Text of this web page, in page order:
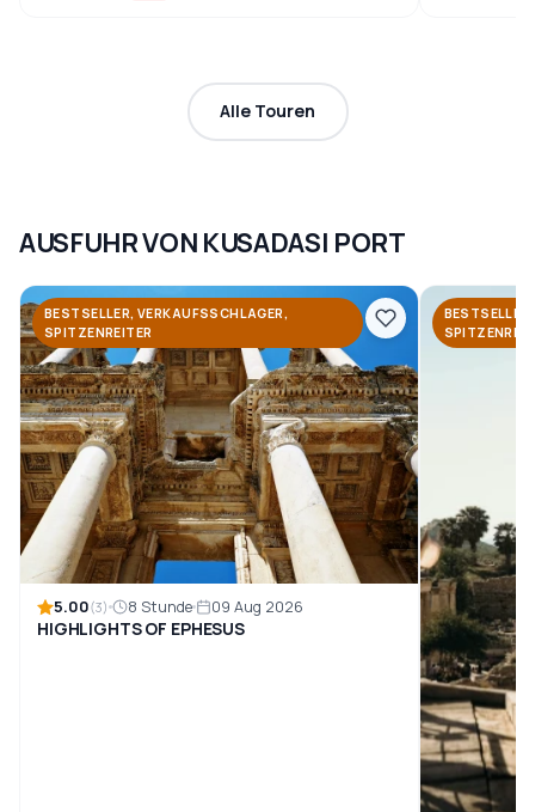
Alle Touren
AUSFUHR VON KUSADASI PORT
BESTSELLER, VERKAUFSSCHLAGER,
SPITZENREITER
5.00(3) 8 Stunde 09 Aug 2026
HIGHLIGHTS OF EPHESUS